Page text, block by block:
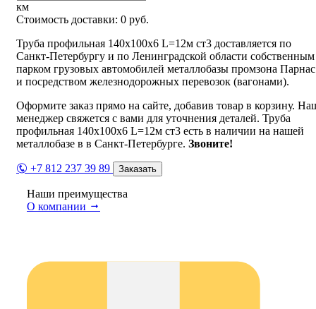
км
Стоимость доставки: 0 руб.
Труба профильная 140х100х6 L=12м ст3 доставляется по
Санкт-Петербургу и по Ленинградской области собственным
парком грузовых автомобилей металлобазы промзона Парнас
и посредством железнодорожных перевозок (вагонами).
Оформите заказ прямо на сайте, добавив товар в корзину.
менеджер свяжется с вами для уточнения деталей. Труба
профильная 140х100х6 L=12м ст3 есть в наличии на нашей
металлобазе в в Санкт-Петербурге. Звоните!
+7 812 237 39 89 Заказать
Наши преимущества
О компании